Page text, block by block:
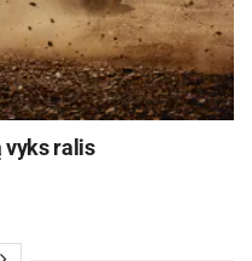
vyks ralis